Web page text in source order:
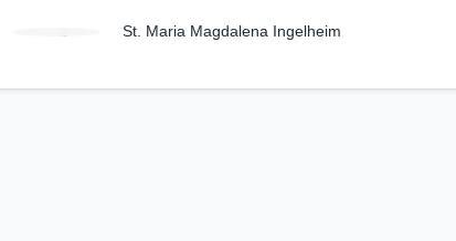
St. Maria Magdalena Ingelheim